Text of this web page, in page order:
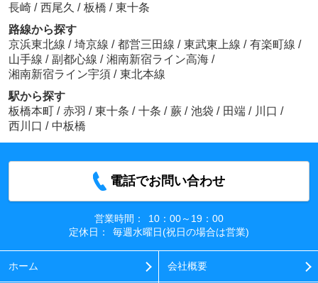
長崎 / 西尾久 / 板橋 / 東十条
路線から探す
京浜東北線 / 埼京線 / 都営三田線 / 東武東上線 / 有楽町線 /
山手線 / 副都心線 / 湘南新宿ライン高海 /
湘南新宿ライン宇須 / 東北本線
駅から探す
板橋本町 / 赤羽 / 東十条 / 十条 / 蕨 / 池袋 / 田端 / 川口 /
西川口 / 中板橋
電話でお問い合わせ
営業時間：
10：00～19：00
定休日：
毎週水曜日(祝日の場合は営業)
ホーム 会社概要